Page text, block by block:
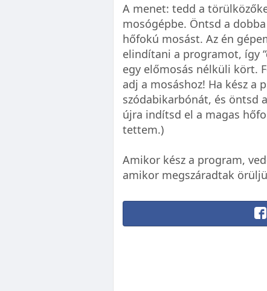
A menet: tedd a
mosógépbe. Öntsd a
hőfokú mosást. Az én
elindítani a programot, így
egy előmosás nélküli kört.
adj a mosáshoz! Ha kész a
szódabikarbónát, és öntsd
újra indítsd el a magas
tettem.)
Amikor kész a program,
amikor megszáradtak